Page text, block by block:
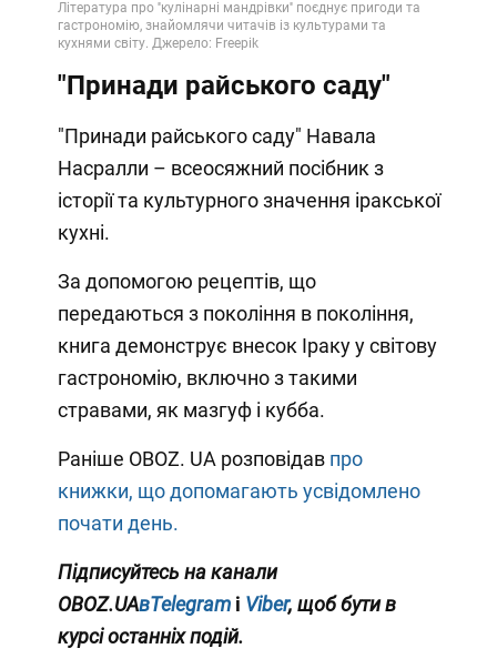
"Принади райського саду"
"Принади райського саду" Навала
Насралли – всеосяжний посібник з
історії та культурного значення іракської
кухні.
За допомогою рецептів, що
передаються з покоління в покоління,
книга демонструє внесок Іраку у світову
гастрономію, включно з такими
стравами, як мазгуф і кубба.
Раніше OBOZ. UA розповідавпро
книжки, що допомагають усвідомлено
почати день.
Підписуйтесь на канали
OBOZ.UAвTelegramі Viber, щоб бути в
курсі останніх подій.